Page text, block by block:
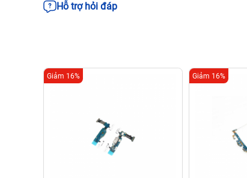
Hỗ trợ hỏi đáp
Giảm 16% Giảm 16%